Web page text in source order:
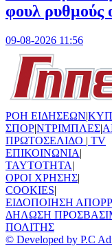
φουλ ρυθμούς
09-08-2026 11:56
ΡΟΗ ΕΙΔΗΣΕΩΝ|
ΣΠΟΡ|ΝΤΡΙΜΠΛΕΣ|
ΠΡΩΤΟΣΕΛΙΔΟ | TV
ΕΠΙΚΟΙΝΩΝΙΑ|
TAYTOTHTA|
ΟΡΟΙ ΧΡΗΣΗΣ|
COOKIES|
ΕΙΔΟΠΟΙΗΣΗ
ΔΗΛΩΣΗ
ΠΟΛΙΤΗΣ
© Developed by P.C